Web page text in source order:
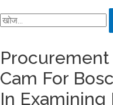
Cam For
In Examining